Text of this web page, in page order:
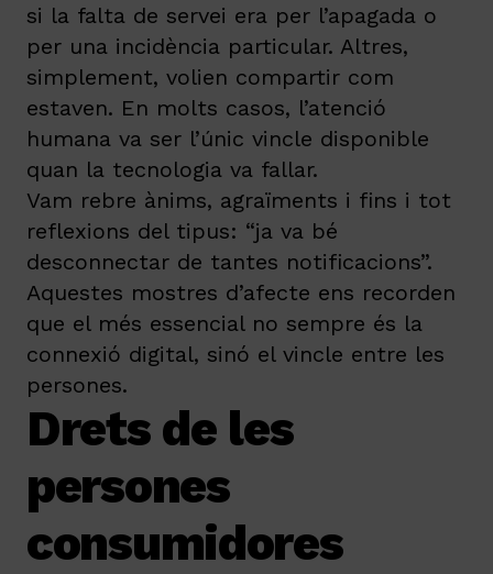
si la falta de servei era per l’apagada o
per una incidència particular. Altres,
simplement, volien compartir com
estaven. En molts casos, l’atenció
humana va ser l’únic vincle disponible
quan la tecnologia va fallar.
Vam rebre ànims, agraïments i fins i tot
reflexions del tipus: “ja va bé
desconnectar de tantes notificacions”.
Aquestes mostres d’afecte ens recorden
que el més essencial no sempre és la
connexió digital, sinó el vincle entre les
persones.
Drets de les
persones
consumidores